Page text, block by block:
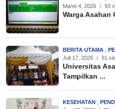
Maret 4, 2026 / 93
Warga Asahan
BERITA UTAMA
Juli 17, 2026 / 91
Universitas
Tampilkan ...
KESEHATAN